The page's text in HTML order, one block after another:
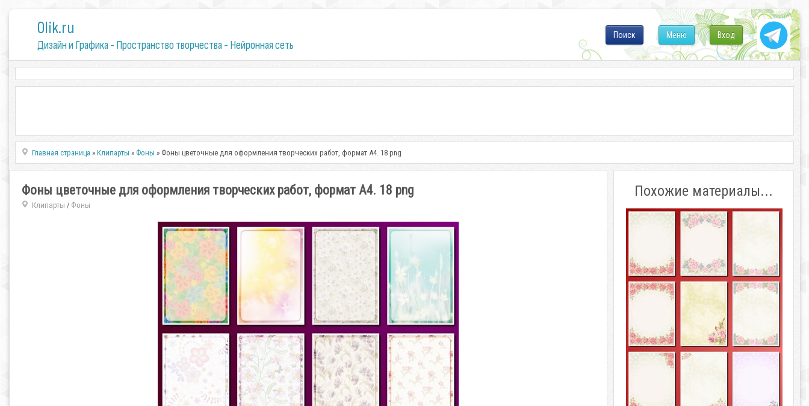
0lik.ru
Дизайн и Графика - Пространство творчества - Нейронная сеть
Вход
Меню
Поиск
Главная страница »Клипарты » Фоны » Фоны цветочные для оформления творческих работ, формат А4. 18 png
Фоны цветочные для оформления творческих работ, формат А4. 18 png
Клипарты / Фоны
Похожие материалы...